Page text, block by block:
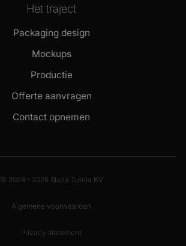
Het traject
Packaging design
Mockups
Productie
Offerte aanvragen
Contact opnemen
© 2024 - 2026 Stella Tutela BV
Algemene voorwaarden
Privacy statement